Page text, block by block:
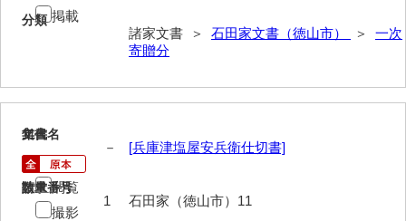
小田家文書（山口市下小鯖）
鹿島家文書
分類
諸家文書 ＞ 石田家文書（徳山市） ＞ 一次
寄贈分
掲載
11
文書名
[兵庫津塩屋安兵衛仕切書]
請求番号
石田家（徳山市）11
年代
－
数量
1
閲覧
撮影